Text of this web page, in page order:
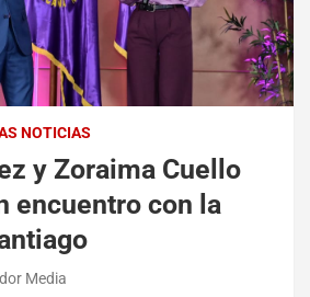
NOTICIAS
y Zoraima Cuello
encuentro con la
Media